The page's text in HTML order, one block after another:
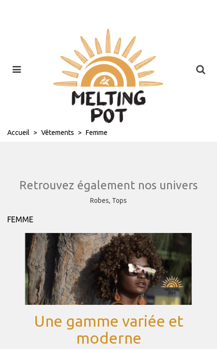
Accueil > Vêtements > Femme
Retrouvez également nos univers
Robes, Tops
FEMME
Une gamme variée et
moderne